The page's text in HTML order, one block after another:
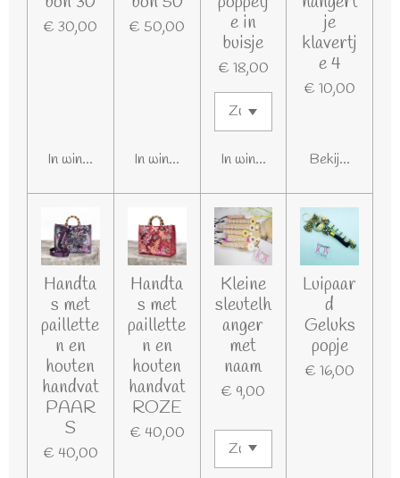
€ 30,00
In winkelwagen
€ 50,00
In winkelwagen
e in
buisje
€ 18,00
In winkelwagen
je
klavertj
e 4
€ 10,00
Bekijk details
Handta
s met
paillette
n en
houten
handvat
PAAR
S
€ 40,00
Handta
s met
paillette
n en
houten
handvat
ROZE
€ 40,00
Kleine
sleutelh
anger
met
naam
€ 9,00
Luipaar
d
Geluks
popje
€ 16,00